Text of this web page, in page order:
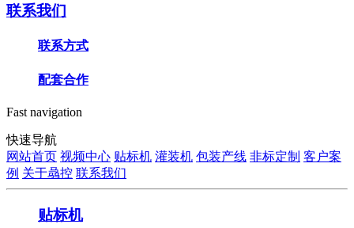
联系我们
联系方式
配套合作
Fast navigation
快速导航
网站首页 视频中心 贴标机 灌装机 包装产线 非标定制 客户案
例 关于骉控 联系我们
贴标机